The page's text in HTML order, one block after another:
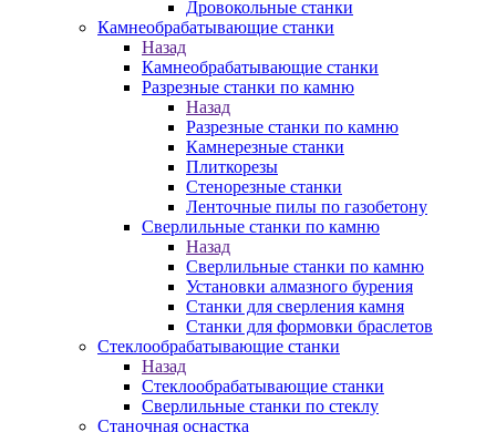
Дровокольные станки
Камнеобрабатывающие станки
Назад
Камнеобрабатывающие станки
Разрезные станки по камню
Назад
Разрезные станки по камню
Камнерезные станки
Плиткорезы
Стенорезные станки
Ленточные пилы по газобетону
Сверлильные станки по камню
Назад
Сверлильные станки по камню
Установки алмазного бурения
Станки для сверления камня
Станки для формовки браслетов
Стеклообрабатывающие станки
Назад
Стеклообрабатывающие станки
Сверлильные станки по стеклу
Станочная оснастка